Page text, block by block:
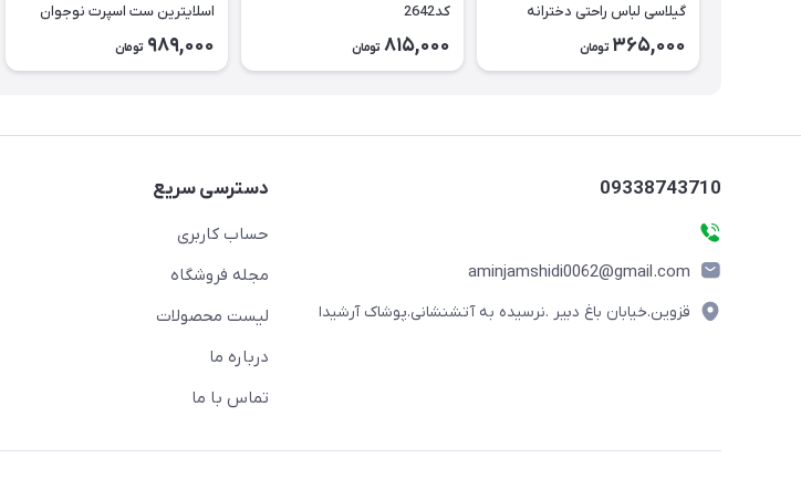
گیلاسی لباس راحتی دخترانه
365,000 تومان
کد2642
815,000 تومان
اسلایترین ست اسپرت نوجوان
989,000 تومان
09338743710
aminjamshidi0062@gmail.com
قزوین.خیابان باغ دبیر .نرسیده به آتشنشانی.پوشاک آرشیدا
دسترسی سریع
حساب کاربری
مجله فروشگاه
لیست محصولات
درباره ما
تماس با ما